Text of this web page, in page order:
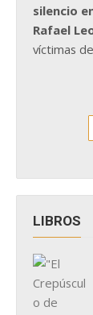
silencio
Rafael
víctimas
LIBROS